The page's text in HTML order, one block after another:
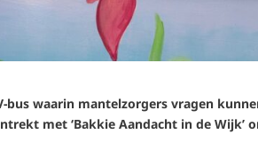
bus waarin mantelzorgers vragen
met ‘Bakkie Aandacht in de Wijk’